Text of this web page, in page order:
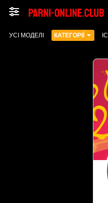
УСІ МОДЕЛІ КАТЕГОРІЇ